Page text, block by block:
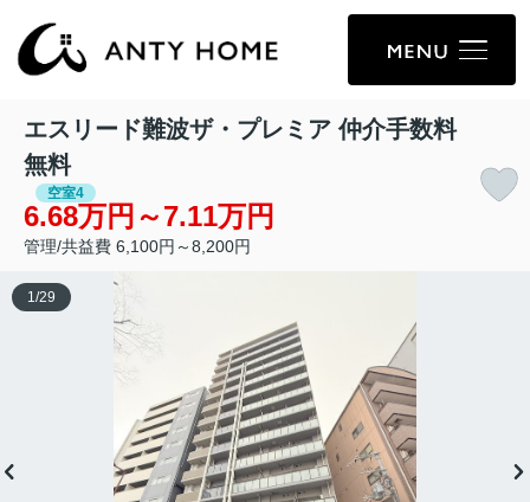
エスリード難波ザ・プレミア 仲介手数料
無料
空室4
6.68万円～7.11万円
管理/共益費 6,100円～8,200円
1 /29